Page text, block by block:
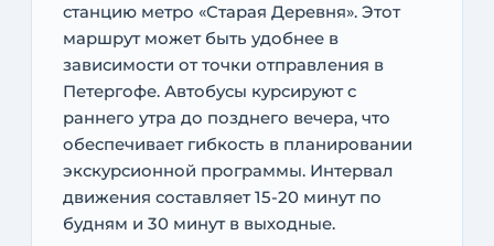
станцию метро «Старая Деревня». Этот
маршрут может быть удобнее в
зависимости от точки отправления в
Петергофе. Автобусы курсируют с
раннего утра до позднего вечера, что
обеспечивает гибкость в планировании
экскурсионной программы. Интервал
движения составляет 15-20 минут по
будням и 30 минут в выходные.